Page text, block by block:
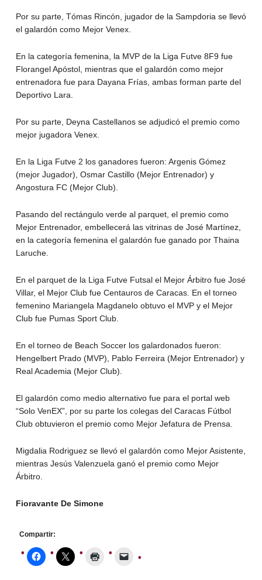
Por su parte, Tómas Rincón, jugador de la Sampdoria se llevó
el galardón como Mejor Venex.
En la categoría femenina, la MVP de la Liga Futve 8F9 fue
Florangel Apóstol, mientras que el galardón como mejor
entrenadora fue para Dayana Frías, ambas forman parte del
Deportivo Lara.
Por su parte, Deyna Castellanos se adjudicó el premio como
mejor jugadora Venex.
En la Liga Futve 2 los ganadores fueron: Argenis Gómez
(mejor Jugador), Osmar Castillo (Mejor Entrenador) y
Angostura FC (Mejor Club).
Pasando del rectángulo verde al parquet, el premio como
Mejor Entrenador, embellecerá las vitrinas de José Martínez,
en la categoría femenina el galardón fue ganado por Thaina
Laruche.
En el parquet de la Liga Futve Futsal el Mejor Árbitro fue José
Villar, el Mejor Club fue Centauros de Caracas. En el torneo
femenino Mariangela Magdanelo obtuvo el MVP y el Mejor
Club fue Pumas Sport Club.
En el torneo de Beach Soccer los galardonados fueron:
Hengelbert Prado (MVP), Pablo Ferreira (Mejor Entrenador) y
Real Academia (Mejor Club).
El galardón como medio alternativo fue para el portal web
“Solo VenEX”, por su parte los colegas del Caracas Fútbol
Club obtuvieron el premio como Mejor Jefatura de Prensa.
Migdalia Rodriguez se llevó el galardón como Mejor Asistente,
mientras Jesús Valenzuela ganó el premio como Mejor
Árbitro.
Fioravante De Simone
Compartir: